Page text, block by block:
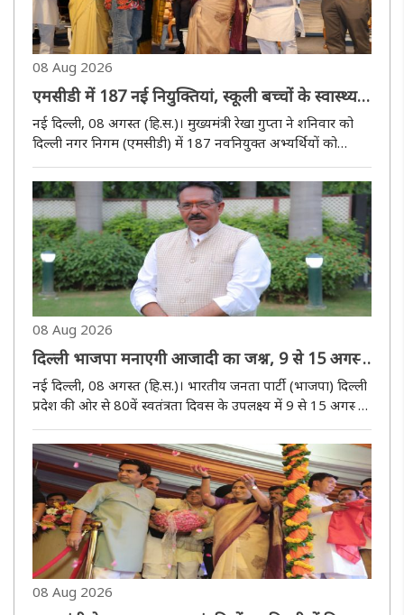
08 Aug 2026
एमसीडी में 187 नई नियुक्तियां, स्कूली बच्चों के स्वास्थ्य
की निगरानी के लिए मेडिकल स्क्रीनिंग पोर्टल शुरू
नई दिल्ली, 08 अगस्त (हि.स.)। मुख्यमंत्री रेखा गुप्ता ने शनिवार को
दिल्ली नगर निगम (एमसीडी) में 187 नवनियुक्त अभ्यर्थियों को
इस अवसर पर उन्होंने निगम विद्यालयों में पढ़ने वाले बच्चो..
08 Aug 2026
दिल्ली भाजपा मनाएगी आजादी का जश्न, 9 से 15 अगस्त
तक होंगे कार्यक्रम
नई दिल्ली, 08 अगस्त (हि.स.)। भारतीय जनता पार्टी (भाजपा) दिल्ली
प्रदेश की ओर से 80वें स्वतंत्रता दिवस के उपलक्ष्य में 9 से 15 अगस्त
जाएगा। इनमें तिरंगा यात्रा, शहीद स्मारकों की स्वच्छता एवं..
08 Aug 2026